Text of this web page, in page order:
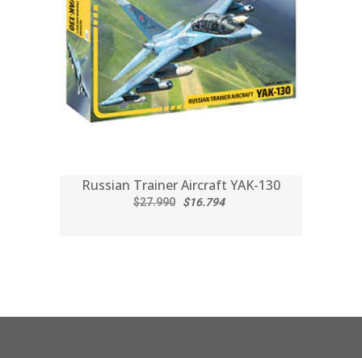
Russian Trainer Aircraft YAK-130
$27.990 $16.794